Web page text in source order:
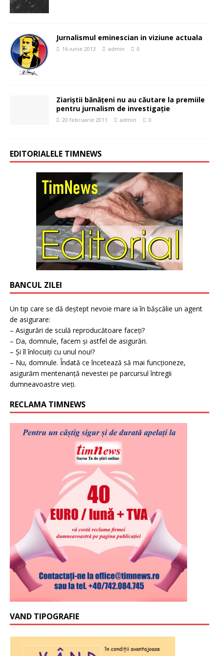
Jurnalismul eminescian in viziune actuala
16 iunie 2013 admin 0
Ziariştii bănăţeni nu au căutare la premiile
pentru jurnalism de investigaţie
20 februarie 2011 admin 0
EDITORIALELE TIMNEWS
BANCUL ZILEI
Un tip care se dă deștept nevoie mare ia în bășcălie un agent
de asigurare:
– Asigurări de sculă reproducătoare faceți?
– Da, domnule, facem și astfel de asigurări.
– Și îl înlocuiți cu unul nou!?
– Nu, domnule. Îndată ce încetează să mai funcționeze,
asigurăm mentenanță nevestei pe parcursul întregii
dumneavoastre vieți.
RECLAMA TIMNEWS
VAND TIPOGRAFIE